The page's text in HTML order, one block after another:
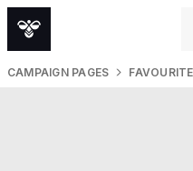
CAMPAIGN PAGES